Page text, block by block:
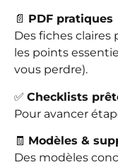
📄 PDF pratiques
Des fiches
les points
vous perdre).
✅ Checklists
Pour avancer
🧾 Modèles &
Des modèles